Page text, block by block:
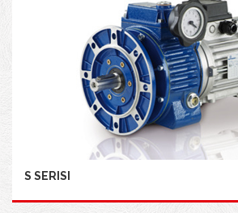
S SERISI